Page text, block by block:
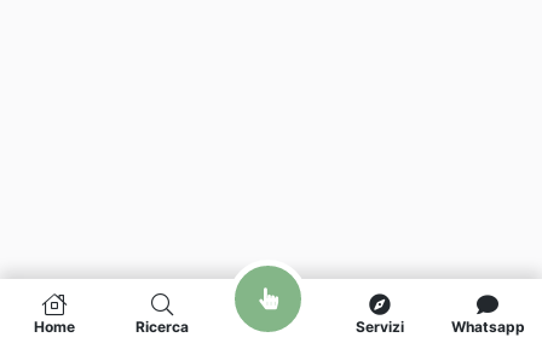
Home Ricerca Servizi Whatsapp